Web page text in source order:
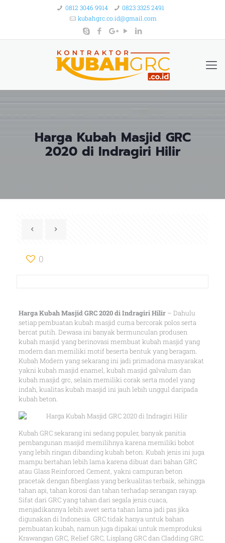
0812 3046 9914
0823 3325 2491
kubahgrc.co.id@gmail.com
Harga Kubah Masjid GRC
2020 di Indragiri Hilir
0
Harga Kubah Masjid GRC 2020 di Indragiri Hilir– Dahulu
setiap pembuatan kubah masjid cuma bercorak polos serta
bercat putih. Dewasa ini banyak bermunculan produsen
kubah masjid yang berinovasi membuat kubah masjid yang
modern dan memiliki motif beserta bentuk yang beragam.
Kubah Modern yang sekarang ini jadi primadona masyarakat
yakni kubah masjid enamel, kubah masjid galvalum dan
kubah masjid grc, selain memiliki corak serta model yang
indah, kualitas kubah masjid ini jauh lebih unggul daripada
kubah beton.
Kubah GRC sekarang ini sedang populer, banyak panitia
pembangunan masjid memilihnya karena memiliki bobot
yang lebih ringan dibanding kubah beton. Kubah jenis ini juga
mampu bertahan lebih lama karena dibuat dari bahan GRC
atau Glass Reinforced Cement, yakni campuran beton
pracetak dengan fiberglass yang berkualitas terbaik, sehingga
tahan api, tahan korosi dan tahan terhadap serangan rayap.
Sifat dari GRC yang tahan dari segala jenis cuaca,
menjadikannya lebih awet serta tahan lama jadi pas jika
digunakan di Indonesia. GRC tidak hanya untuk bahan
pembuatan kubah, namun juga dipakai untuk memproduksi
Krawangan GRC, Relief GRC, Lisplang GRC dan Cladding GRC.